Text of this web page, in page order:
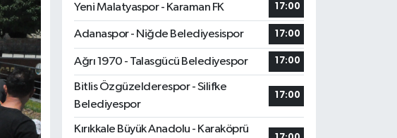
Yeni Malatyaspor - Karaman FK
17:00
Adanaspor - Niğde Belediyesispor 17:00
Ağrı 1970 - Talasgücü Belediyespor 17:00
Bitlis Özgüzelderespor - Silifke
Belediyespor
17:00
Kırıkkale Büyük Anadolu - Karaköprü